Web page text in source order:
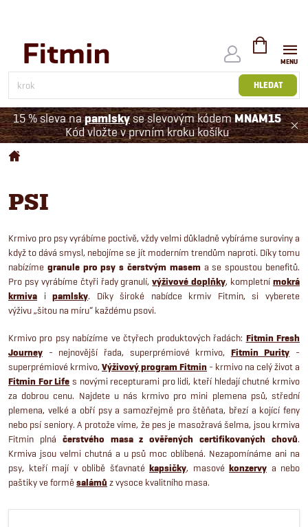
HLEDAT
NÁKUPNÍ
KOŠÍK
15 % sleva napamlskyse slevovým kódemMNAM15
Kód vložte v prvním kroku košíku
Domů
PSI
Krmivo pro psy vyrábíme poctivě, vždy velmi důkladně vybíráme suroviny a
když to dává smysl, nebojíme se jít moderním trendům naproti. Díky tomu
nabízíme granule pro psy s čerstvým masema se spoustou benefitů.
Pro psy vyrábíme čtyři řady granulí,výživové doplňky, kompletnímokrá
krmiva ipamlsky. Díky široké nabídce krmiv Fitmin, si vyberete
výživu „šitou na míru“ každému psovi.
Krmivo pro psy nabízíme ve čtyřech produktových řadách: Fitmin Fresh
Journey - nejnovější řada, superprémiové krmivo, Fitmin Purity -
superprémiové krmivo, Výživový program Fitmin - krmivo na celý život a
Fitmin For Life s novými recepturami pro lidi, kteří hledají chutné krmivo
za dobrou cenu. Najdete u nás krmivo pro mini plemena psů, střední
plemena, velké a obří psy a samozřejmě pro štěňata, březí a kojící feny
nebo psí seniory. A protože víme, že pes je masožravá šelma, jsou krmiva
Fitmin plná čerstvého masa z ověřených certifikovaných chovů.
Krmiva jsou velmi chutná a u psů moc oblíbená. Nezapomínáme ani na
psy, kteří mají v oblibě šťavnaté kapsičky, masové konzervy a nebo
paštiky ve formě salámů z vysoce kvalitního masa.